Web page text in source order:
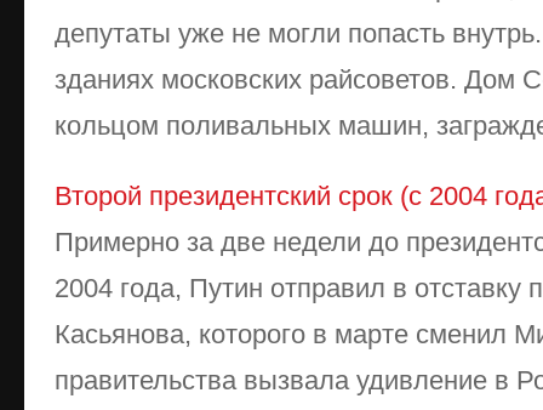
депутаты уже не могли попасть
зданиях московских райсоветов. Дом
кольцом поливальных машин,
Второй президентский срок (с 2004
Примерно за две недели до
2004 года, Путин отправил в отставку
Касьянова, которого в марте сменил
правительства вызвала удивление в